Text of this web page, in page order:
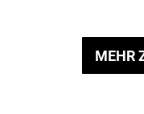
MEHR